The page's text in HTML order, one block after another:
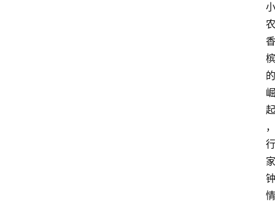
小
农
香
槟
的
崛
起
，
行
家
钟
情